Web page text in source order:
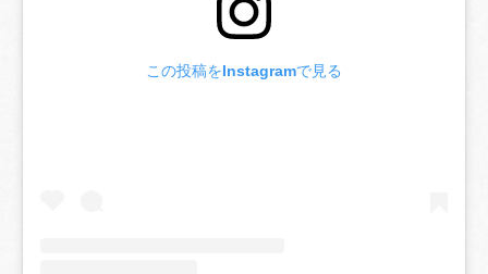
この投稿をInstagramで見る